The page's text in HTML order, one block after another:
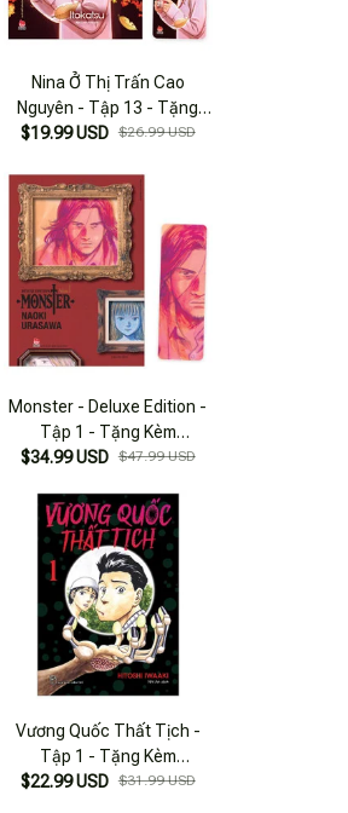
Nina Ở Thị Trấn Cao
Nguyên - Tập 13 - Tặng
Kèm Bookmark
$19.99 USD $26.99 USD
Monster - Deluxe Edition -
Tập 1 - Tặng Kèm
Bookmark
$34.99 USD $47.99 USD
Vương Quốc Thất Tịch -
Tập 1 - Tặng Kèm
Bookmark
$22.99 USD $31.99 USD